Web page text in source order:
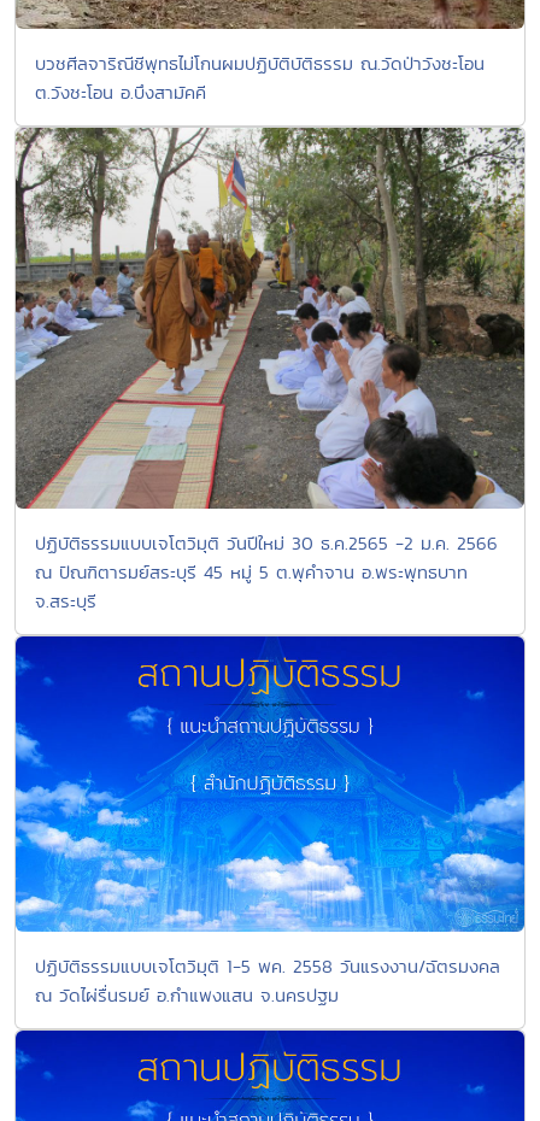
บวชศีลจาริณีชีพุทธไม่โกนผมปฏิบัติบัติธรรม ณ.วัดป่าวังชะโอน
ต.วังชะโอน อ.บึงสามัคคี
ปฏิบัติธรรมแบบเจโตวิมุติ วันปีใหม่ 30 ธ.ค.2565 -2 ม.ค. 2566
ณ ปัณฑิตารมย์สระบุรี 45 หมู่ 5 ต.พุคำจาน อ.พระพุทธบาท
จ.สระบุรี
ปฏิบัติธรรมแบบเจโตวิมุติ 1-5 พค. 2558 วันแรงงาน/ฉัตรมงคล
ณ วัดไผ่รื่นรมย์ อ.กำแพงแสน จ.นครปฐม